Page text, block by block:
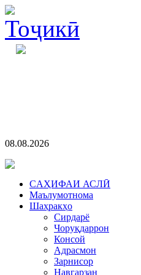
08.08.2026
CАҲИФАИ АСЛӢ
Маълумотнома
Шаҳракҳо
Сирдарё
Чоруқдаррон
Консой
Адрасмон
Зарнисор
Навгарзан